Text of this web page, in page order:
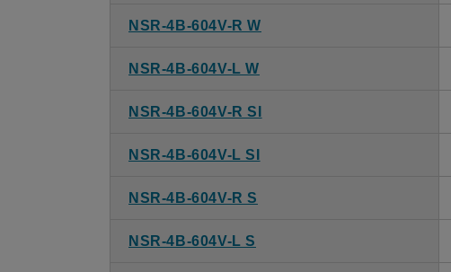
NSR-4B-604V-R W
NSR-4B-604V-L W
NSR-4B-604V-R SI
NSR-4B-604V-L SI
NSR-4B-604V-R S
NSR-4B-604V-L S